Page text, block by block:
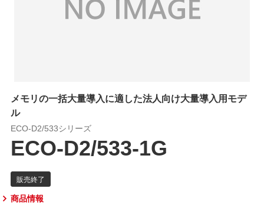
メモリの一括大量導入に適した法人向け大量導入用モデ
ル
ECO-D2/533シリーズ
ECO-D2/533-1G
商品情報